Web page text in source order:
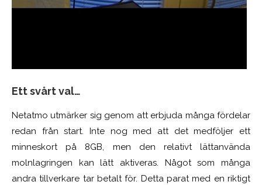
Ett svårt val…
Netatmo utmärker sig genom att erbjuda många fördelar
redan från start. Inte nog med att det medföljer ett
minneskort på 8GB, men den relativt lättanvända
molnlagringen kan lätt aktiveras. Något som många
andra tillverkare tar betalt för. Detta parat med en riktigt